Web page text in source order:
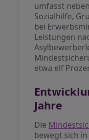
umfasst
Sozialhilfe,
bei
Leistungen
etwa elf
Jahre
Die
bewegt sich